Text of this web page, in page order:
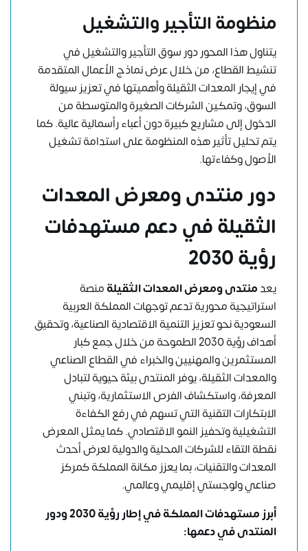
منظومة التأجير والتشغيل
يتناول هذا المحور دور سوق التأجير والتشغيل في
تنشيط القطاع، من خلال عرض نماذج الأعمال المتقدمة
في إيجار المعدات الثقيلة وأهميتها في تعزيز سيولة
السوق، وتمكين الشركات الصغيرة والمتوسطة من
الدخول إلى مشاريع كبيرة دون أعباء رأسمالية عالية. كما
يتم تحليل تأثير هذه المنظومة على استدامة تشغيل
الأصول وكفاءتها.
دور منتدى ومعرض المعدات
الثقيلة في دعم مستهدفات
رؤية 2030
يعدمنتدى ومعرض المعدات الثقيلةمنصة
استراتيجية محورية تدعم توجهات المملكة العربية
السعودية نحو تعزيز التنمية الاقتصادية الصناعية، وتحقيق
أهداف رؤية 2030 الطموحة من خلال جمع كبار
المستثمرين والمهنيين والخبراء في القطاع الصناعي
والمعدات الثقيلة، يوفر المنتدى بيئة حيوية لتبادل
المعرفة، واستكشاف الفرص الاستثمارية، وتبني
الابتكارات التقنية التي تسهم في رفع الكفاءة
التشغيلية وتحفيز النمو الاقتصادي. كما يمثل المعرض
نقطة التقاء للشركات المحلية والدولية لعرض أحدث
المعدات والتقنيات، بما يعزز مكانة المملكة كمركز
صناعي ولوجستي إقليمي وعالمي.
أبرز مستهدفات المملكة في إطاررؤية 2030
ودور
المنتدى في دعمها: